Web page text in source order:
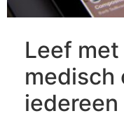
Leef
medisch